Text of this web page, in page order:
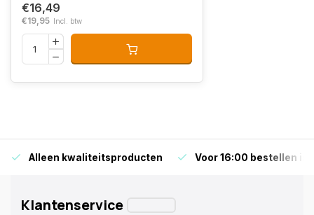
€16,49
€19,95 Incl. btw
Alleen kwaliteitsproducten Voor 16:00 bestellen is
Klantenservice